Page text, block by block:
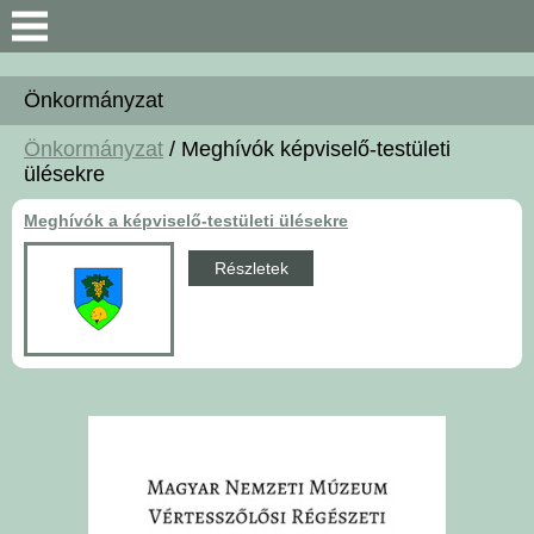
Keresés
Bemutatkozás
Önkormányzat
Polgármesteri Hivatal
Közérdekű információk
Önkormányzat
Önkormányzat / Meghívók képviselő-testületi
ülésekre
Meghívók a képviselő-testületi ülésekre
Részletek